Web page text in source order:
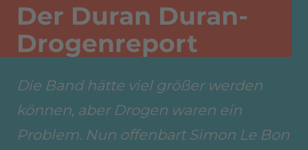
Der Duran Duran-
Drogenreport
Die Band hätte viel größer werden
können, aber Drogen waren ein
Problem. Nun offenbart Simon Le Bon